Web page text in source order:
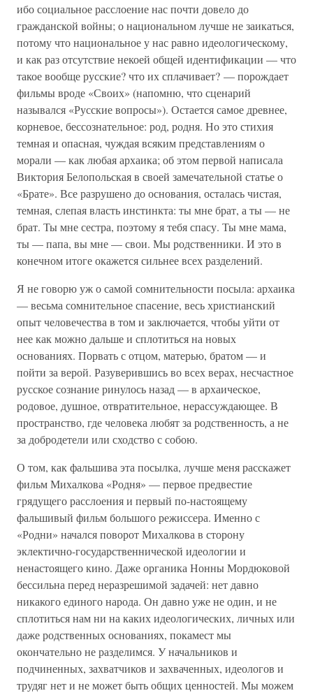
ибо социальное расслоение нас почти довело до
гражданской войны; о национальном лучше не заикаться,
потому что национальное у нас равно идеологическому,
и как раз отсутствие некоей общей идентификации — что
такое вообще русские? что их сплачивает? — порождает
фильмы вроде «Своих» (напомню, что сценарий
назывался «Русские вопросы»). Остается самое древнее,
корневое, бессознательное: род, родня. Но это стихия
темная и опасная, чуждая всяким представлениям о
морали — как любая архаика; об этом первой написала
Виктория Белопольская в своей замечательной статье о
«Брате». Все разрушено до основания, осталась чистая,
темная, слепая власть инстинкта: ты мне брат, а ты — не
брат. Ты мне сестра, поэтому я тебя спасу. Ты мне мама,
ты — папа, вы мне — свои. Мы родственники. И это в
конечном итоге окажется сильнее всех разделений.
Я не говорю уж о самой сомнительности посыла: архаика
— весьма сомнительное спасение, весь христианский
опыт человечества в том и заключается, чтобы уйти от
нее как можно дальше и сплотиться на новых
основаниях. Порвать с отцом, матерью, братом — и
пойти за верой. Разуверившись во всех верах, несчастное
русское сознание ринулось назад — в архаическое,
родовое, душное, отвратительное, нерассуждающее. В
пространство, где человека любят за родственность, а не
за добродетели или сходство с собою.
О том, как фальшива эта посылка, лучше меня расскажет
фильм Михалкова «Родня» — первое предвестие
грядущего расслоения и первый по-настоящему
фальшивый фильм большого режиссера. Именно с
«Родни» начался поворот Михалкова в сторону
эклектично-государственнической идеологии и
ненастоящего кино. Даже органика Нонны Мордюковой
бессильна перед неразрешимой задачей: нет давно
никакого единого народа. Он давно уже не один, и не
сплотиться нам ни на каких идеологических, личных или
даже родственных основаниях, покамест мы
окончательно не разделимся. У начальников и
подчиненных, захватчиков и захваченных, идеологов и
трудяг нет и не может быть общих ценностей. Мы можем